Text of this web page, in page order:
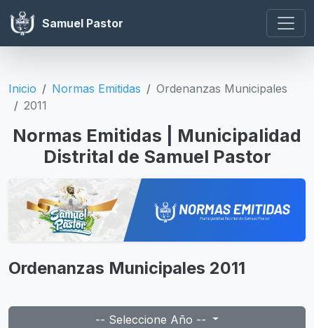
Samuel Pastor
Inicio Normas Emitidas
Ordenanzas Municipales
2011
Normas Emitidas | Municipalidad
Distrital de Samuel Pastor
Ordenanzas Municipales 2011
-- Seleccione Año --